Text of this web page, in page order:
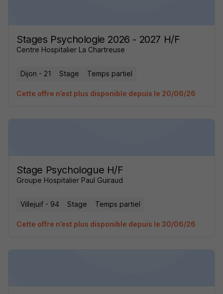
Stages Psychologie 2026 - 2027 H/F
Centre Hospitalier La Chartreuse
Dijon - 21 Stage Temps partiel
Cette offre n’est plus disponible depuis le 20/06/26
Stage Psychologue H/F
Groupe Hospitalier Paul Guiraud
Villejuif - 94 Stage Temps partiel
Cette offre n’est plus disponible depuis le 30/06/26